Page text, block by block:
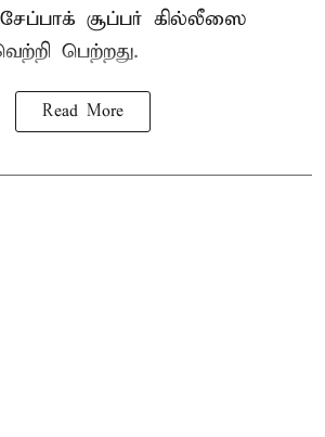
சேப்பாக் சூப்பர் கில்லீஸை
பெற்றது.
Read More